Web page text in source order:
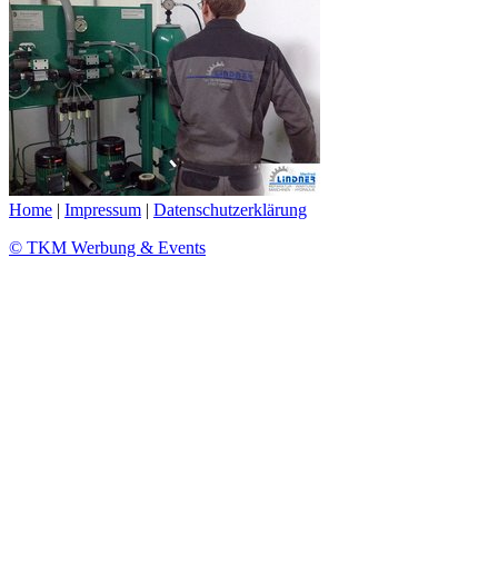
Home | Impressum | Datenschutzerklärung
© TKM Werbung & Events